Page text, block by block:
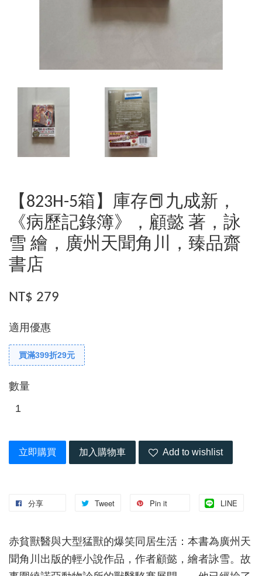
【823H-5箱】庫存📕九成新，
《病歷記錄簿》，顧懿 著，詠
雪 繪，廣州天聞角川，臻品齋
書店
NT$ 279
適用優惠
買滿399折29元
數量
立即購買 加入購物車 Add to wishlist
分享 Tweet Pin it LINE
赤貧獸醫與大型猛獸的爆笑同居生活：本書為廣州天
聞角川出版的輕小說作品，作者顧懿，繪者詠雪。故